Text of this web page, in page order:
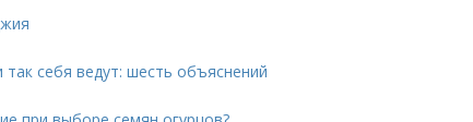
себя ведут: шесть объяснений